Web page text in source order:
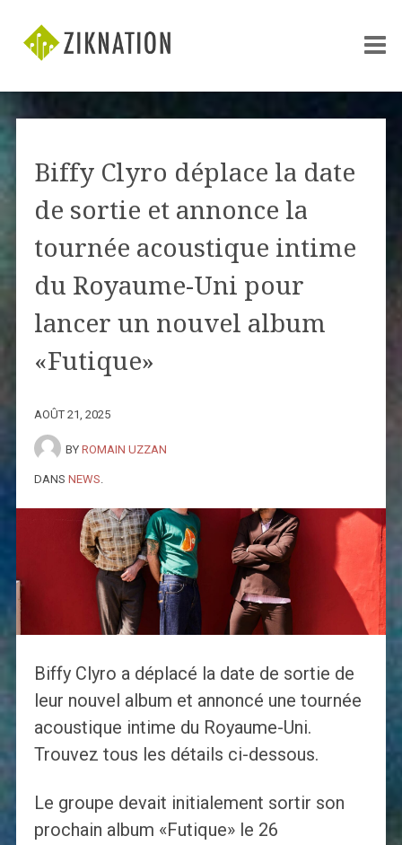
Biffy Clyro déplace la date
de sortie et annonce la
tournée acoustique intime
du Royaume-Uni pour
lancer un nouvel album
«Futique»
AOÛT 21, 2025
BY ROMAIN UZZAN
DANS NEWS
Biffy Clyro a déplacé la date de sortie de
leur nouvel album et annoncé une tournée
acoustique intime du Royaume-Uni.
Trouvez tous les détails ci-dessous.
Le groupe devait initialement sortir son
prochain album «Futique» le 26